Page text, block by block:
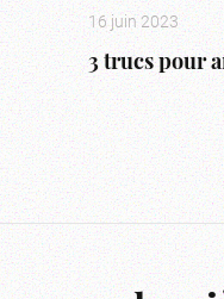
16 juin 2023
3 trucs pour